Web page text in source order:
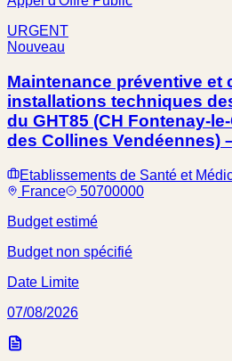
URGENT
Nouveau
Maintenance préventive et
installations techniques
du GHT85 (CH Fontenay-
des Collines Vendéennes)
Etablissements de Santé et
France
50700000
Budget estimé
Budget non spécifié
Date Limite
07/08/2026